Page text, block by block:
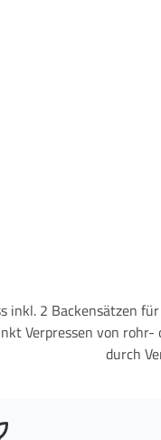
Verpressen von
durch